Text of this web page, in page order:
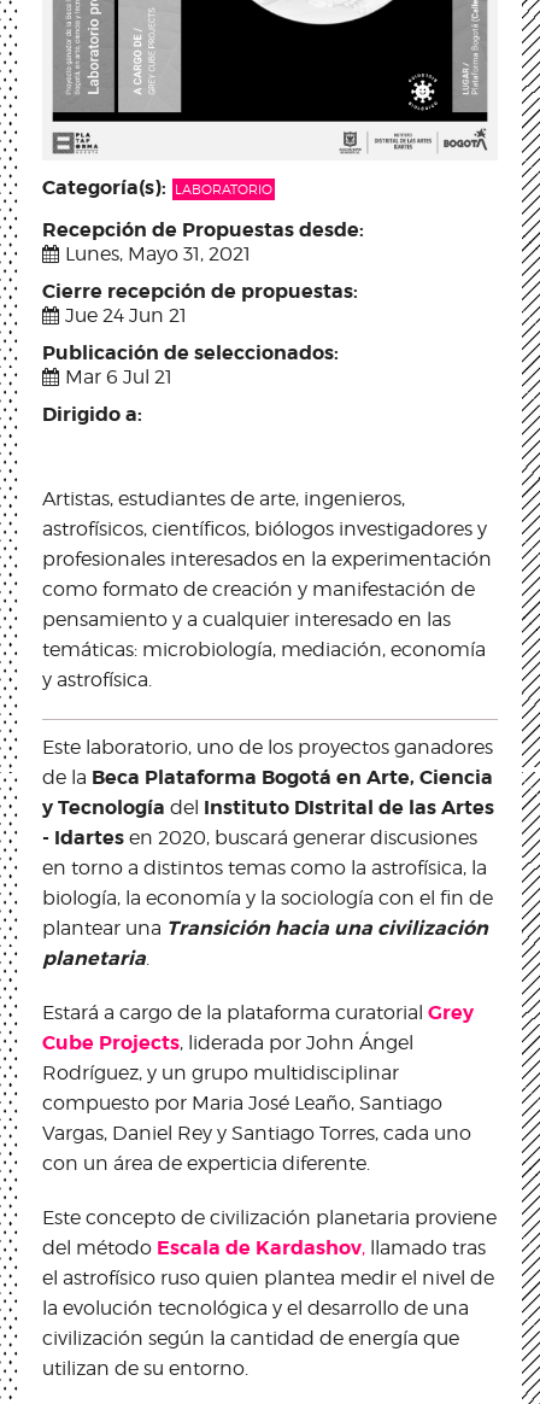
Categoría(s): LABORATORIO
Recepción de Propuestas desde:
Lunes, Mayo 31, 2021
Cierre recepción de propuestas:
Jue 24 Jun 21
Publicación de seleccionados:
Mar 6 Jul 21
Dirigido a:
Artistas, estudiantes de arte, ingenieros,
astrofísicos, científicos, biólogos investigadores y
profesionales interesados en la experimentación
como formato de creación y manifestación de
pensamiento y a cualquier interesado en las
temáticas: microbiología, mediación, economía
y astrofísica.
Este laboratorio, uno de los proyectos ganadores
de la Beca Plataforma Bogotá en Arte, Ciencia
y Tecnología del Instituto DIstrital de las Artes
- Idartes en 2020, buscará generar discusiones
en torno a distintos temas como la astrofísica, la
biología, la economía y la sociología con el fin de
plantear una Transición hacia una civilización
planetaria
Estará a cargo de la plataforma curatorial Grey
Cube Projects, liderada por John Ángel
Rodríguez, y un grupo multidisciplinar
compuesto por Maria José Leaño, Santiago
Vargas, Daniel Rey y Santiago Torres, cada uno
con un área de experticia diferente.
Este concepto de civilización planetaria proviene
del método Escala de Kardashov, llamado tras
el astrofísico ruso quien plantea medir el nivel de
la evolución tecnológica y el desarrollo de una
civilización según la cantidad de energía que
utilizan de su entorno.